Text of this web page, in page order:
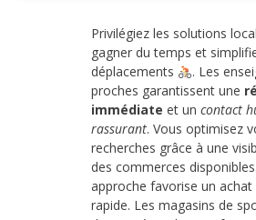
Privilégiez les solutions
gagner du temps et
déplacements
. Les
proches garantissent une
immédiate et un contact
rassurant. Vous optimisez
recherches grâce à une
des commerces
approche favorise un
rapide. Les magasins de